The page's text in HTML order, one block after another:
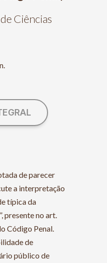
Ciências
de parecer
a interpretação
típica da
presente no art.
Código Penal.
de
público de